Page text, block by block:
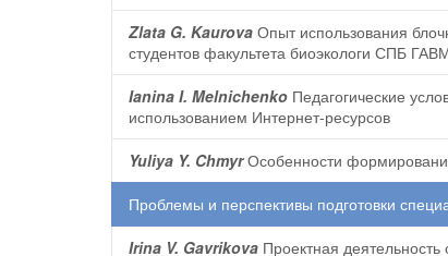
Zlata G. Kaurova Опыт использования
студентов факультета биоэкологи СПБ
Ianina I. Melnichenko Педагогические
использованием Интернет-ресурсов
Yuliya Y. ChmyrОсобенности
Проблемы и перспективы подготовки
Irina V. Gavrikova Проектная